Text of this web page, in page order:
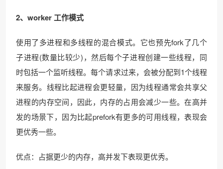
2、worker 工作模式
使用了多进程和多线程的混合模式。它也预先fork了几个
子进程(数量比较少)，然后每个子进程创建一些线程，同
时包括一个监听线程。每个请求过来，会被分配到1个线程
来服务。线程比起进程会更轻量，因为线程通常会共享父
进程的内存空间，因此，内存的占用会减少一些。在高并
发的场景下，因为比起prefork有更多的可用线程，表现会
更优秀一些。
优点：占据更少的内存，高并发下表现更优秀。